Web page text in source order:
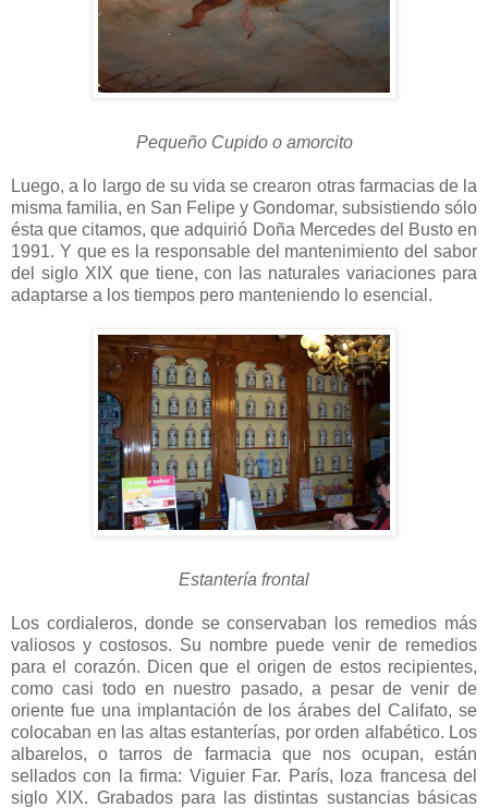
Pequeño Cupido o amorcito
Luego, a lo largo de su vida se crearon otras farmacias de la
misma familia, en San Felipe y Gondomar, subsistiendo sólo
ésta que citamos, que adquirió Doña Mercedes del Busto en
1991. Y que es la responsable del mantenimiento del sabor
del siglo XIX que tiene, con las naturales variaciones para
adaptarse a los tiempos pero manteniendo lo esencial.
Estantería frontal
Los cordialeros, donde se conservaban los remedios más
valiosos y costosos. Su nombre puede venir de remedios
para el corazón. Dicen que el origen de estos recipientes,
como casi todo en nuestro pasado, a pesar de venir de
oriente fue una implantación de los árabes del Califato, se
colocaban en las altas estanterías, por orden alfabético. Los
albarelos, o tarros de farmacia que nos ocupan, están
sellados con la firma: Viguier Far. París, loza francesa del
siglo XIX. Grabados para las distintas sustancias básicas